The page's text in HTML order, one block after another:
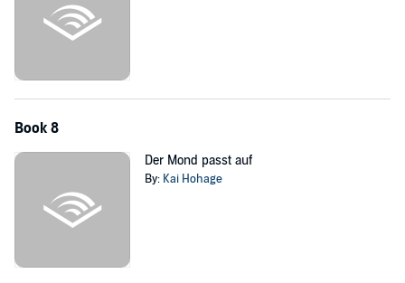
Book 8
Der Mond passt auf
By: Kai Hohage